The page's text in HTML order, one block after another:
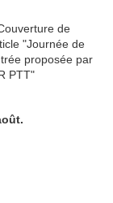
juillet août.